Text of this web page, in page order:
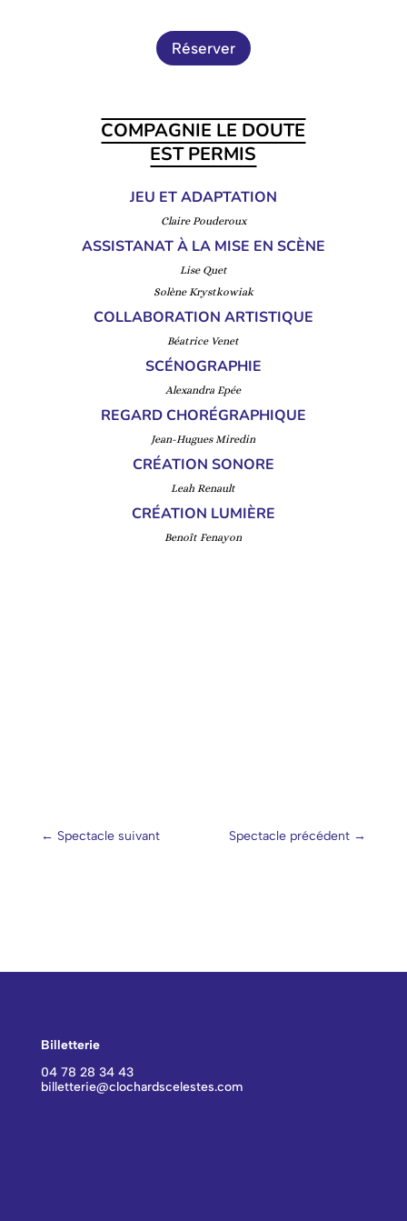
Réserver
COMPAGNIE LE DOUTE
EST PERMIS
JEU ET ADAPTATION
Claire Pouderoux
ASSISTANAT À LA MISE EN SCÈNE
Lise Quet
Solène Krystkowiak
COLLABORATION ARTISTIQUE
Béatrice Venet
SCÉNOGRAPHIE
Alexandra Epée
REGARD CHORÉGRAPHIQUE
Jean-Hugues Miredin
CRÉATION SONORE
Leah Renault
CRÉATION LUMIÈRE
Benoît Fenayon
← Spectacle suivant Spectacle précédent →
Billetterie
04 78 28 34 43
billetterie@clochardscelestes.com